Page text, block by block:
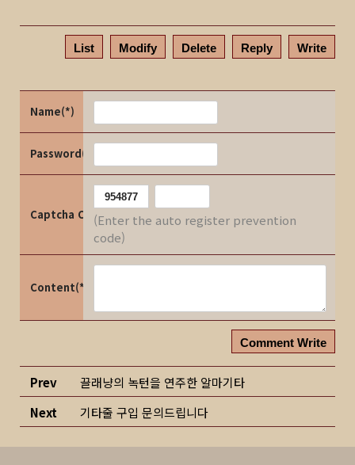
List Modify Delete Reply Write
Name(*)
Password(*)
Captcha Code(Enter the auto register prevention
code)
Content(*)
Comment Write
Prev
끌래냥의 녹턴을 연주한 알마기타
Next
기타줄 구입 문의드립니다